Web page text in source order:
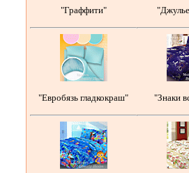
"Граффити"
"Евробязь гладкокраш" "Знаки